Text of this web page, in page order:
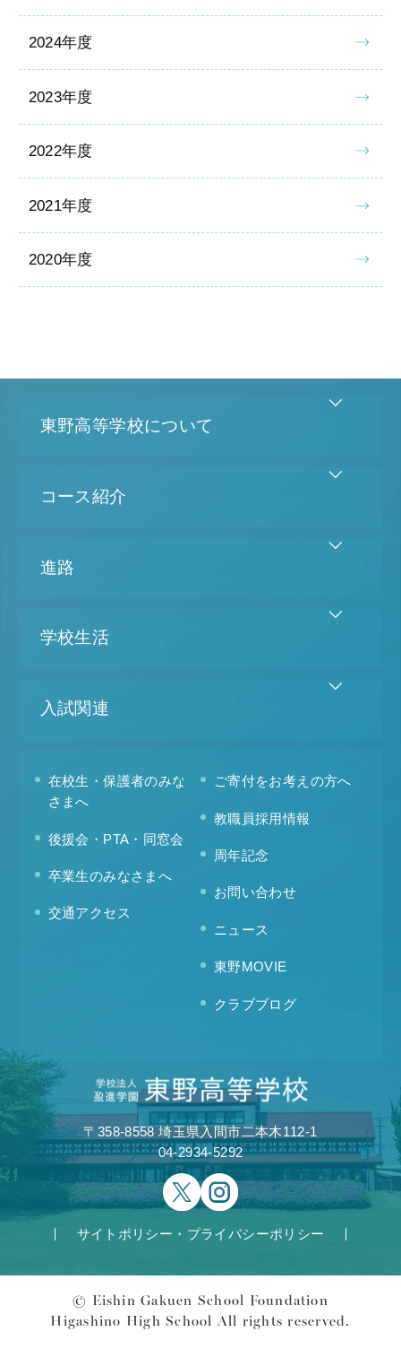
2024年度
2023年度
2022年度
2021年度
2020年度
東野高等学校について
コース紹介
進路
学校生活
入試関連
在校生・保護者のみな
さまへ
後援会・PTA・同窓会
卒業生のみなさまへ
交通アクセス
ご寄付をお考えの方へ
教職員採用情報
周年記念
お問い合わせ
ニュース
東野MOVIE
クラブブログ
〒358-8558 埼玉県入間市二本木112-1
04-2934-5292
サイトポリシー・プライバシーポリシー
© Eishin Gakuen School Foundation
Higashino High School All rights reserved.